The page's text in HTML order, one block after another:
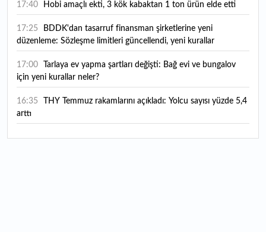
17:40 Hobi amaçlı ekti, 3 kök kabaktan 1 ton ürün elde etti
17:25
düzenleme: Sözleşme limitleri güncellendi, yeni kurallar
yürürlüğe girdi
17:00
için yeni kurallar neler?
16:35
arttı
16:27 Piyasaların beklediği veri geldi: ABD tarım dışı istihdam